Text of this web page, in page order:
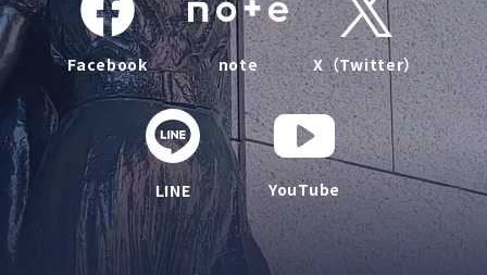
Facebook note X（Twitter）
LINE YouTube